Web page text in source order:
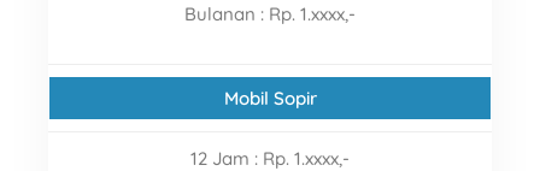
Bulanan : Rp. 1.xxxx,-
Mobil Sopir
12 Jam : Rp. 1.xxxx,-